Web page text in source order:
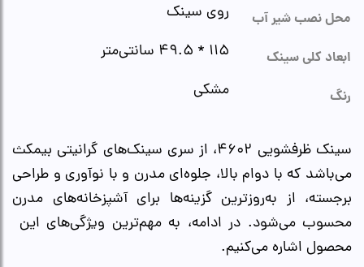
محل نصب شیر آب روی سینک
ابعاد کلی سینک ۱۱۵ * ۴۹.۵ سانتی‌متر
رنگ مشکی
سینک ظرفشویی ۴۶۰۲، از سری سینک‌های گرانیتی بیمکث
می‌باشد که با دوام بالا، جلوه‌ای مدرن و با نوآوری و طراحی
برجسته، از به‌روزترین گزینه‌ها برای آشپزخانه‌های مدرن
محسوب می‌شود. در ادامه، به مهم‌ترین ویژگی‌های این
محصول اشاره می‌کنیم.